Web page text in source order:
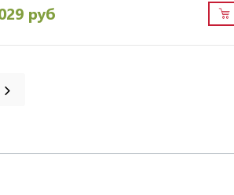
руб